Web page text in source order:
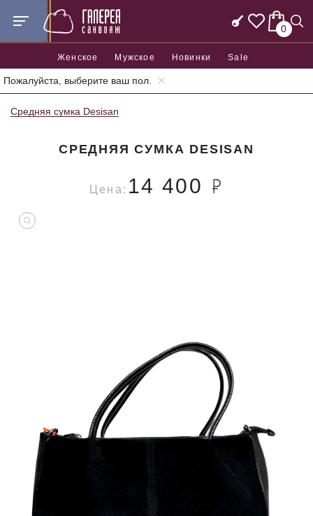
0
Женское Мужское Новинки Sale
Пожалуйста, выберите ваш пол.
Главная Женские сумки Средние женские сумки
Средняя сумка Desisan
СРЕДНЯЯ СУМКА DESISAN
Цена: 14 400